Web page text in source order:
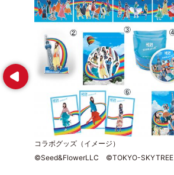
Prev
コラボグッズ（イメージ）
©Seed&FlowerLLC ©TOKYO-SKYTREE